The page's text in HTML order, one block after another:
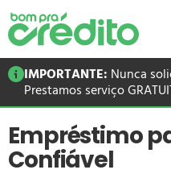
IMPORTANTE: Nunca
Prestamos serviço
Empréstimo
Confiável